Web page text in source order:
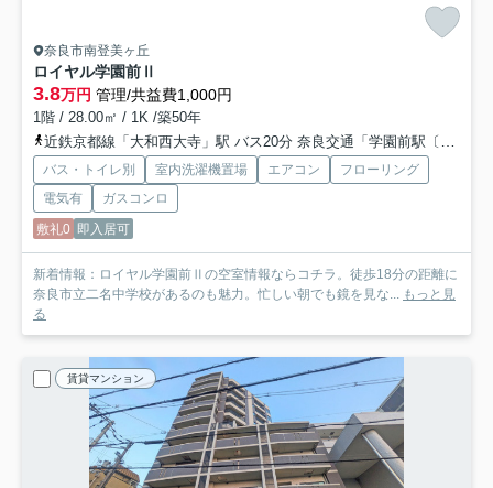
奈良市南登美ヶ丘
ロイヤル学園前Ⅱ
3.8万円 管理/共益費1,000円
1階 / 28.00㎡ / 1K /築50年
近鉄京都線「大和西大寺」駅 バス20分 奈良交通「学園前駅〔南〕」 停歩19分
バス・トイレ別 室内洗濯機置場 エアコン
フローリング
電気有
ガスコンロ
敷礼0 即入居可
新着情報：ロイヤル学園前Ⅱの空室情報ならコチラ。徒歩18分の距離に
奈良市立二名中学校があるのも魅力。忙しい朝でも鏡を見な... もっと見
る
賃貸マンション